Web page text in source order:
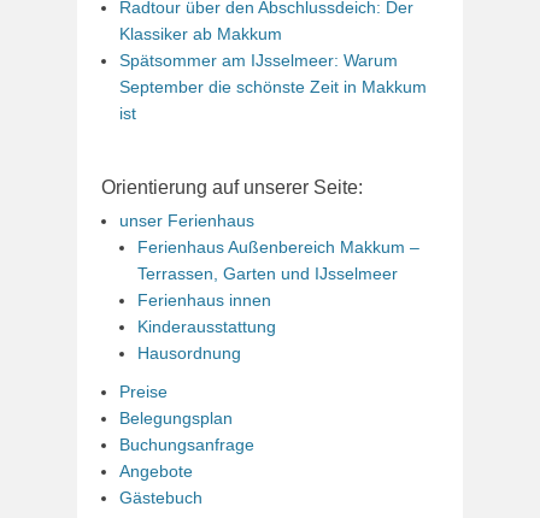
Radtour über den Abschlussdeich: Der
Klassiker ab Makkum
Spätsommer am IJsselmeer: Warum
September die schönste Zeit in Makkum
ist
Orientierung auf unserer Seite:
unser Ferienhaus
Ferienhaus Außenbereich Makkum –
Terrassen, Garten und IJsselmeer
Ferienhaus innen
Kinderausstattung
Hausordnung
Preise
Belegungsplan
Buchungsanfrage
Angebote
Gästebuch